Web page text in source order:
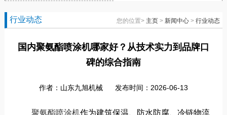
行业动态 您的位置> 主页 >新闻中心 >行业动态
国内聚氨酯喷涂机哪家好？从技术实力到品牌口
碑的综合指南
作者：山东九旭机械 发布时间：2026-06-13
聚氨酯喷涂机作为建筑保温、防水防腐、冷链物流